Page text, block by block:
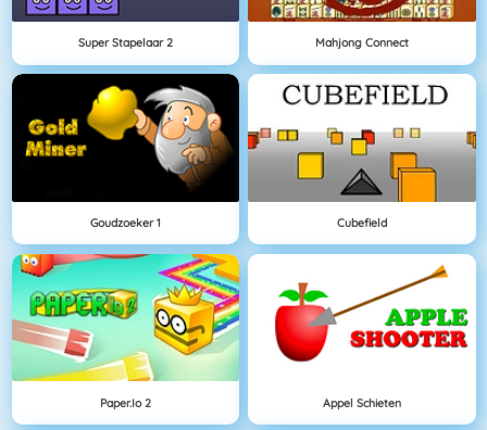
Super Stapelaar 2 Mahjong Connect
Goudzoeker 1 Cubefield
Paper.io 2 Appel Schieten